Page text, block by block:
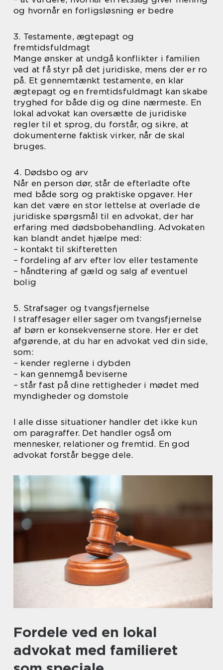
og hvornår en forligsløsning er bedre
3. Testamente, ægtepagt og
fremtidsfuldmagt
Mange ønsker at undgå konflikter i familien
ved at få styr på det juridiske, mens der er ro
på. Et gennemtænkt testamente, en klar
ægtepagt og en fremtidsfuldmagt kan skabe
tryghed for både dig og dine nærmeste. En
lokal advokat kan oversætte de juridiske
regler til et sprog, du forstår, og sikre, at
dokumenterne faktisk virker, når de skal
bruges.
4. Dødsbo og arv
Når en person dør, står de efterladte ofte
med både sorg og praktiske opgaver. Her
kan det være en stor lettelse at overlade de
juridiske spørgsmål til en advokat, der har
erfaring med dødsbobehandling. Advokaten
kan blandt andet hjælpe med:
– kontakt til skifteretten
– fordeling af arv efter lov eller testamente
– håndtering af gæld og salg af eventuel
bolig
5. Strafsager og tvangsfjernelse
I straffesager eller sager om tvangsfjernelse
af børn er konsekvenserne store. Her er det
afgørende, at du har en advokat ved din side,
som:
– kender reglerne i dybden
– kan gennemgå beviserne
– står fast på dine rettigheder i mødet med
myndigheder og domstole
I alle disse situationer handler det ikke kun
om paragraffer. Det handler også om
mennesker, relationer og fremtid. En god
advokat forstår begge dele.
Fordele ved en lokal
advokat med familieret